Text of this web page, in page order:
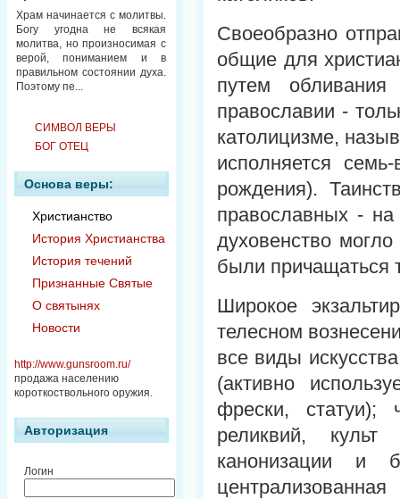
Храм начинается с молитвы.
Богу угодна не всякая
молитва, но произносимая с
верой, пониманием и в
правильном состоянии духа.
Поэтому пе...
СИМВОЛ ВЕРЫ
БОГ ОТЕЦ
Основа веры:
Христианство
История Христианства
История течений
Признанные Святые
О святынях
Новости
http://www.gunsroom.ru/
продажа населению
короткоствольного оружия.
Авторизация
Логин
Своеобразно
общие для
путем
православии -
католицизме,
исполняется
рождения).
православных -
духовенство
были причащаться
Широкое
телесном
все виды
(активно
фрески, статуи);
реликвий,
канонизации и